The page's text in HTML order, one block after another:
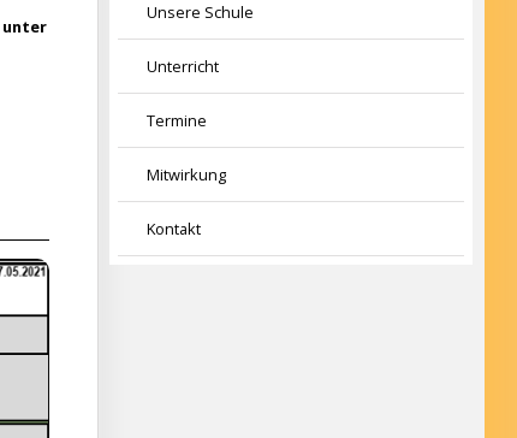
unter
Unsere Schule
Unterricht
Termine
Mitwirkung
Kontakt